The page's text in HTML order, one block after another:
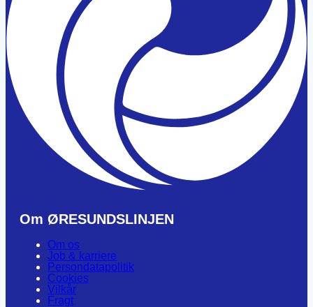
Om ØRESUNDSLINJEN
Om os
Job & karriere
Persondatapolitik
Cookies
Vilkår
Fragt